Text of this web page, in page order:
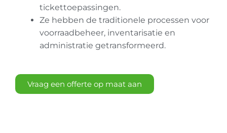
tickettoepassingen.
Ze hebben de traditionele processen voor
voorraadbeheer, inventarisatie en
administratie getransformeerd.
Vraag een offerte op maat aan